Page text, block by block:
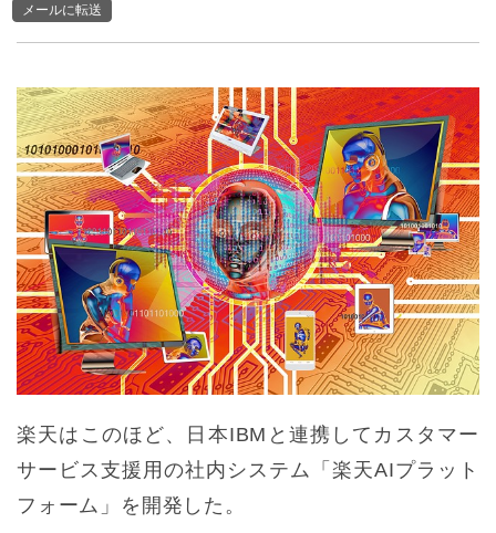
メールに転送
楽天はこのほど、日本IBMと連携してカスタマー
サービス支援用の社内システム「楽天AIプラット
フォーム」を開発した。